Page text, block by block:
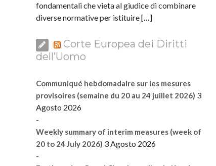
fondamentali che vieta al giudice di combinare
diverse normative per istituire […]
Corte Europea dei Diritti
dell’Uomo
Communiqué hebdomadaire sur les mesures
provisoires (semaine du 20 au 24 juillet 2026) 3
Agosto 2026
-
Weekly summary of interim measures (week of
20 to 24 July 2026) 3 Agosto 2026
-